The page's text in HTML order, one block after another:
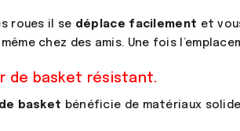
roues il se déplace facilement et
chez des amis. Une fois
de basket résistant.
basket bénéficie de matériaux